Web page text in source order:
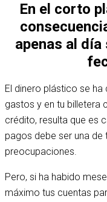
En el corto
apenas al
El dinero plástico se
gastos y en tu billetera
crédito, resulta que es
pagos debe ser una de
preocupaciones.
Pero, si ha habido
máximo tus cuentas